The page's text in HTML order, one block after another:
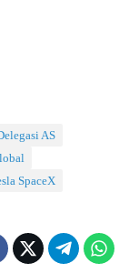
AS
SpaceX